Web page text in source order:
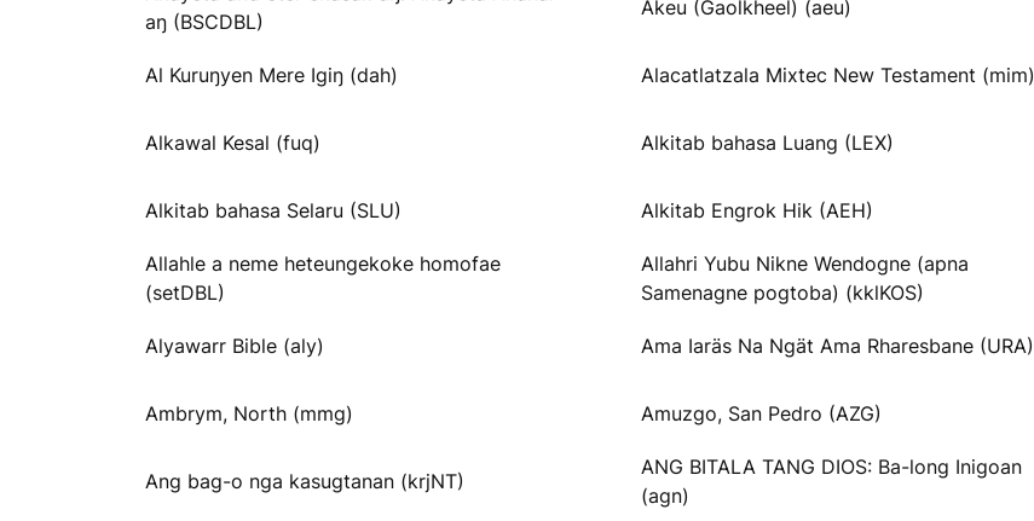
aŋ (BSCDBL)
Akeu (Gaolkheel) (aeu)
Al Kuruŋyen Mere Igiŋ (dah) Alacatlatzala Mixtec New Testament (mim)
Alkawal Kesal (fuq) Alkitab bahasa Luang (LEX)
Alkitab bahasa Selaru (SLU) Alkitab Engrok Hik (AEH)
Allahle a neme heteungekoke homofae
(setDBL)
Allahri Yubu Nikne Wendogne (apna
Samenagne pogtoba) (kklKOS)
Alyawarr Bible (aly) Ama Iaräs Na Ngät Ama Rharesbane (URA)
Ambrym, North (mmg) Amuzgo, San Pedro (AZG)
Ang bag-o nga kasugtanan (krjNT)
ANG BITALA TANG DIOS: Ba-long Inigoan
(agn)